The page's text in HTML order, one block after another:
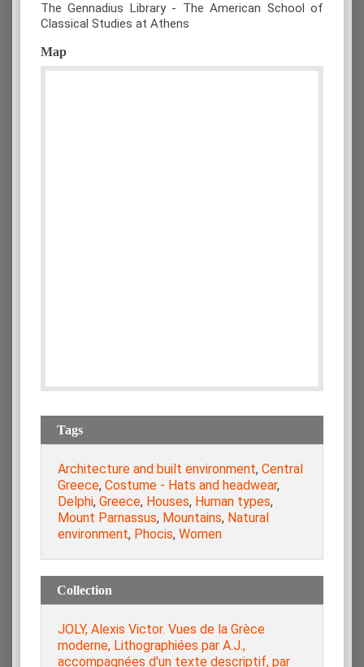
The Gennadius Library - The American School of
Classical Studies at Athens
Map
Tags
Architecture and built environment, Central
Greece, Costume - Hats and headwear,
Delphi, Greece, Houses, Human types,
Mount Parnassus, Mountains, Natural
environment, Phocis, Women
Collection
JOLY, Alexis Victor. Vues de la Grèce
moderne, Lithographiées par A.J.,
accompagnées d'un texte descriptif, par